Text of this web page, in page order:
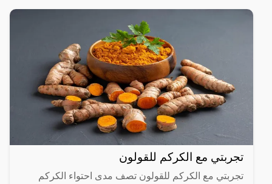
الكيميائية التي قد تسبب
تجربتي مع الكركم للقولون
تجربتي مع الكركم للقولون تصف مدى احتواء الكركم